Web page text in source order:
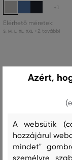
+1
Elérhető méretek:
S M L XL XXL +2 további
A méret sokkal
viselek
Azért,
A websütik
hozzájárul
mindet"
személyre